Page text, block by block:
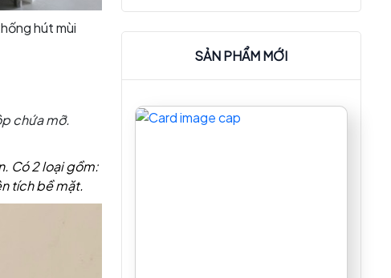
hút mùi
chứa mỡ.
Có 2 loại gồm:
tích bề mặt.
SẢN PHẨM MỚI